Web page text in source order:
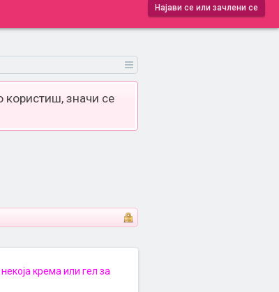
Најави се или зачлени се
користиш, значи се
крема или гел за